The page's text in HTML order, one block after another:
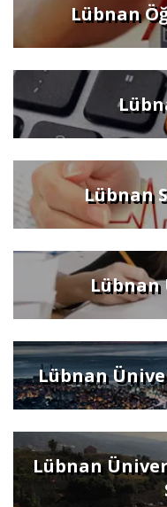
Lübnan
Lübnan
Lübnan
Lübnan
Lübnan